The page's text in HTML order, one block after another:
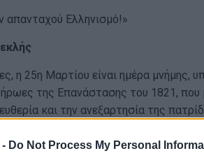
Do Not Process My Personal
Ελληνισμό!»
η 25η Μαρτίου είναι ημέρα μνήμης,
ήρωες της Επανάστασης του 1821, που
και την ανεξαρτησία της
προγόνων μας και ας συνεχίσουμε
ευθύνης για την πρόοδο του τόπου